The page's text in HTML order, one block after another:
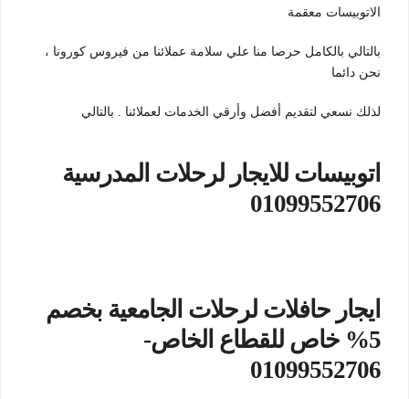
الاتوبيسات معقمة
بالتالي بالكامل حرصا منا علي سلامة عملائنا من فيروس كورونا ،
نحن دائما
لذلك نسعي لتقديم أفضل وأرقي الخدمات لعملائنا . بالتالي
اتوبيسات للايجار لرحلات المدرسية
01099552706
ايجار حافلات لرحلات الجامعية بخصم
5% خاص للقطاع الخاص-
01099552706